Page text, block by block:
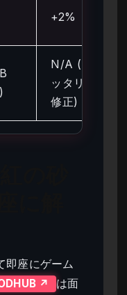
+2%
N/A (スタ
ッタリング
修正)
即座にゲーム
↗
は面